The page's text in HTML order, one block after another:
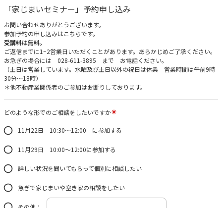
「家じまいセミナー」予約申し込み
お問い合わせありがとうございます。
参加予約の申し込みはこちらです。
受講料は無料。
ご返信までに1~2営業日いただくことがあります。あらかじめご了承ください。
お急ぎの場合には 028-611-3895 まで お電話ください。
（土日は営業しています。水曜及び土日以外の祝日は休業 営業時間は午前9時
30分〜18時）
＊他不動産業関係者のご参加はお断りしております。
どのような形でのご相談をしたいですか
11月22日 10:30〜12:00 に参加する
11月29日 10:00〜12:00に参加する
詳しい状況を聞いてもらって個別に相談したい
急ぎで家じまいや空き家の相談をしたい